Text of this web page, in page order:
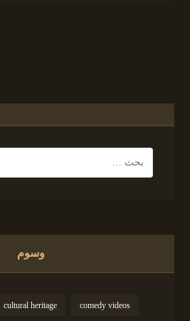
وسوم
comedy videos
cultural heritage